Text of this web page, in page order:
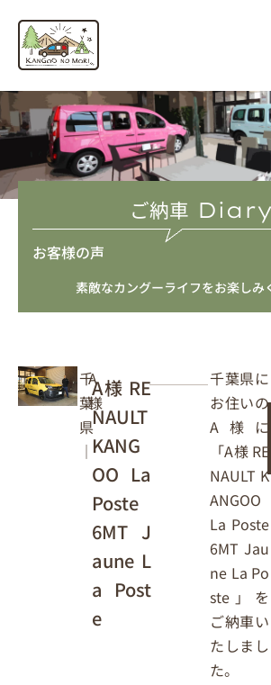
キ
ッ
プ
ご納車 Diary
お客様の声
素敵なカングーライフをお楽しみ
千
葉
県
｜
A
様
A様 RE
NAULT
KANG
OO La
Poste
6MT J
aune L
a Post
e
千葉県に
お住いの
A様に
「A様 RE
NAULT K
ANGOO
La Poste
6MT Jau
ne La Po
ste」を
ご納車い
たしまし
た。